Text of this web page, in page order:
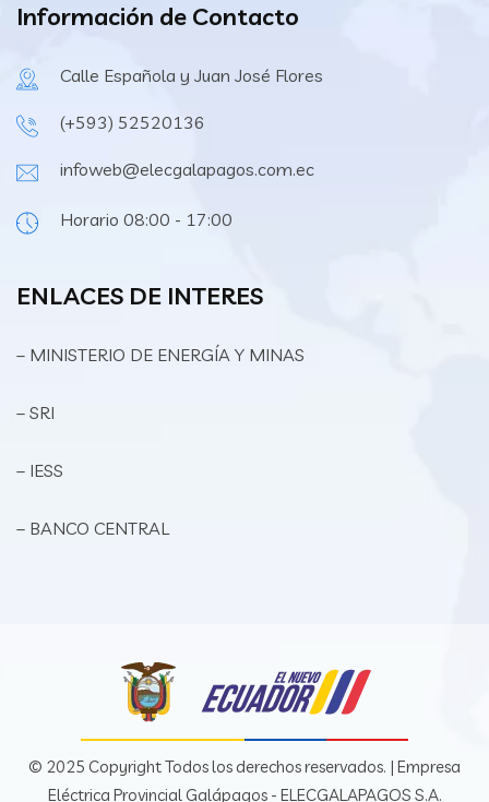
Información de Contacto
Calle Española y Juan José Flores
(+593) 52520136
infoweb@elecgalapagos.com.ec
Horario 08:00 - 17:00
ENLACES DE INTERES
– MINISTERIO DE ENERGÍA Y MINAS
– SRI
– IESS
– BANCO CENTRAL
© 2025 Copyright Todos los derechos reservados. | Empresa
Eléctrica Provincial Galápagos - ELECGALAPAGOS S.A.